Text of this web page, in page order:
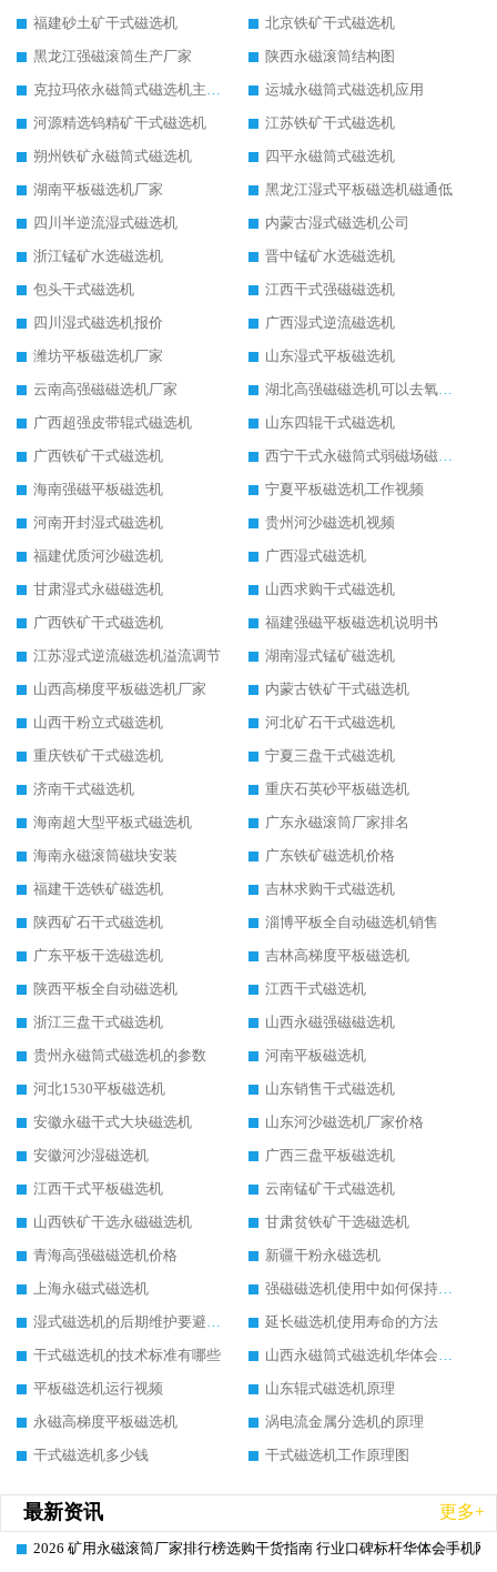
福建砂土矿干式磁选机
北京铁矿干式磁选机
黑龙江强磁滚筒生产厂家
陕西永磁滚筒结构图
克拉玛依永磁筒式磁选机主要技术参数
运城永磁筒式磁选机应用
河源精选钨精矿干式磁选机
江苏铁矿干式磁选机
朔州铁矿永磁筒式磁选机
四平永磁筒式磁选机
湖南平板磁选机厂家
黑龙江湿式平板磁选机磁通低
四川半逆流湿式磁选机
内蒙古湿式磁选机公司
浙江锰矿水选磁选机
晋中锰矿水选磁选机
包头干式磁选机
江西干式强磁磁选机
四川湿式磁选机报价
广西湿式逆流磁选机
潍坊平板磁选机厂家
山东湿式平板磁选机
云南高强磁磁选机厂家
湖北高强磁磁选机可以去氧化铝
广西超强皮带辊式磁选机
山东四辊干式磁选机
广西铁矿干式磁选机
西宁干式永磁筒式弱磁场磁选机结构图
海南强磁平板磁选机
宁夏平板磁选机工作视频
河南开封湿式磁选机
贵州河沙磁选机视频
福建优质河沙磁选机
广西湿式磁选机
甘肃湿式永磁磁选机
山西求购干式磁选机
广西铁矿干式磁选机
福建强磁平板磁选机说明书
江苏湿式逆流磁选机溢流调节
湖南湿式锰矿磁选机
山西高梯度平板磁选机厂家
内蒙古铁矿干式磁选机
山西干粉立式磁选机
河北矿石干式磁选机
重庆铁矿干式磁选机
宁夏三盘干式磁选机
济南干式磁选机
重庆石英砂平板磁选机
海南超大型平板式磁选机
广东永磁滚筒厂家排名
海南永磁滚筒磁块安装
广东铁矿磁选机价格
福建干选铁矿磁选机
吉林求购干式磁选机
陕西矿石干式磁选机
淄博平板全自动磁选机销售
广东平板干选磁选机
吉林高梯度平板磁选机
陕西平板全自动磁选机
江西干式磁选机
浙江三盘干式磁选机
山西永磁强磁磁选机
贵州永磁筒式磁选机的参数
河南平板磁选机
河北1530平板磁选机
山东销售干式磁选机
安徽永磁干式大块磁选机
山东河沙磁选机厂家价格
安徽河沙湿磁选机
广西三盘平板磁选机
江西干式平板磁选机
云南锰矿干式磁选机
山西铁矿干选永磁磁选机
甘肃贫铁矿干选磁选机
青海高强磁磁选机价格
新疆干粉永磁选机
上海永磁式磁选机
强磁磁选机使用中如何保持其顺畅运行
湿式磁选机的后期维护要避开哪些坑
延长磁选机使用寿命的方法
干式磁选机的技术标准有哪些
山西永磁筒式磁选机华体会手机网页版-华体会(中国)
平板磁选机运行视频
山东辊式磁选机原理
永磁高梯度平板磁选机
涡电流金属分选机的原理
干式磁选机多少钱
干式磁选机工作原理图
最新资讯 更多+
2026-06-26
2026 矿用永磁滚筒厂家排行榜选购干货指南 行业口碑标杆华体会手机网